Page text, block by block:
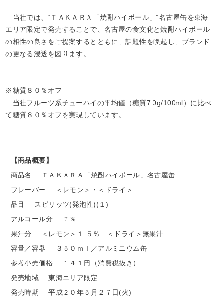
当社では、“ＴＡＫＡＲＡ「焼酎ハイボール」”名古屋缶を東海
エリア限定で発売することで、名古屋の食文化と焼酎ハイボール
の相性の良さをご提案するとともに、話題性を喚起し、ブランド
の更なる浸透を図ります。
※糖質８０％オフ
当社フルーツ系チューハイの平均値（糖質7.0g/100ml）に比べ
て糖質８０％オフを実現しています。
【商品概要】
商品名
ＴＡＫＡＲＡ「焼酎ハイボール」名古屋缶
フレーバー
＜レモン＞・＜ドライ＞
品目
スピリッツ(発泡性)(１)
アルコール分
７％
果汁分
＜レモン＞１.５％ ＜ドライ＞無果汁
容量／容器
３５０ｍｌ／アルミニウム缶
参考小売価格
１４１円（消費税抜き）
発売地域
東海エリア限定
発売時期
平成２０年５月２７日(火)